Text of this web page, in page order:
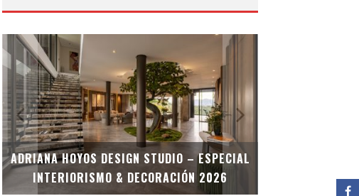
ADRIANA HOYOS DESIGN STUDIO – ESPECIAL
INTERIORISMO & DECORACIÓN 2026